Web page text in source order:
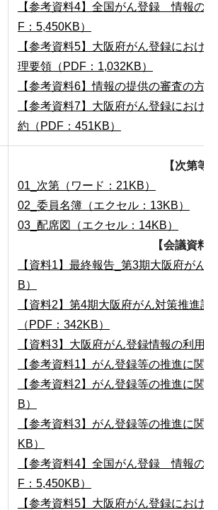
【参考資料4】全国がん登録 情報の
F：5,450KB）
【参考資料5】大阪府がん登録におけ
理要領（PDF：1,032KB）
【参考資料6】情報の提供の審査の方
【参考資料7】大阪府がん登録におけ
約（PDF：451KB）
【次第等
01_次第（ワード：21KB）
02_委員名簿（エクセル：13KB）
03_配席図（エクセル：14KB）
【会議資料
【資料1】最終報告_第3期大阪府がん
B）
【資料2】第4期大阪府がん対策推進
（PDF：342KB）
【資料3】大阪府がん登録情報の利用
【参考資料1】がん登録等の推進に関
【参考資料2】がん登録等の推進に関
B）
【参考資料3】がん登録等の推進に関
KB）
【参考資料4】全国がん登録 情報の
F：5,450KB）
【参考資料5】大阪府がん登録におけ